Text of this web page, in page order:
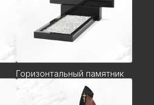
Горизонтальный памятник